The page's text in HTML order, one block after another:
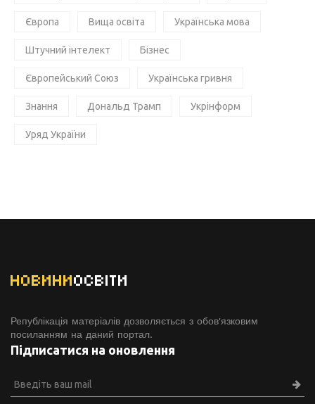
Європа Вища освіта Українська мова
Штучний інтелект Бізнес
Європейський Союз Українська гривня
Знання Дональд Трамп Укрінформ
Уряд України
НОВИНИОСВІТИ
Републікація матеріалів дозволяється з обов'язковим
посиланням на даний портал.
Підписатися на оновлення